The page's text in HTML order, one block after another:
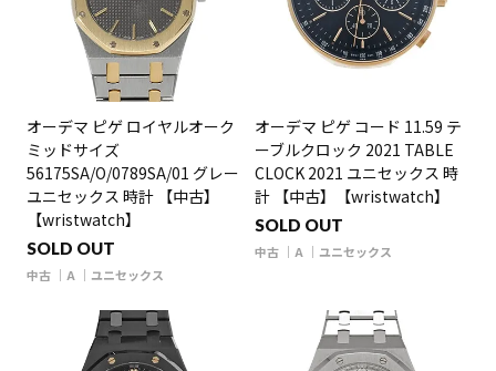
オーデマ ピゲ ロイヤルオーク
ミッドサイズ
56175SA/O/0789SA/01 グレー
ユニセックス 時計 【中古】
【wristwatch】
SOLD OUT
中古 A ユニセックス
オーデマ ピゲ コード 11.59 テ
ーブルクロック 2021 TABLE
CLOCK 2021 ユニセックス 時
計 【中古】【wristwatch】
SOLD OUT
中古 A ユニセックス